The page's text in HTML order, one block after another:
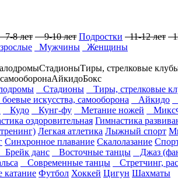
8 лет 9-10 лет Подростки 11-12 лет
Мужчины Женщины
СтадионыТиры, стрелковые
АйкидоБокс
Стадионы
Тиры, стрелковые
боевые искусства, самооборона
Айкидо
Кудо Кунг-фу Метание ножей
оздоровительная Гимнастика
Легкая атлетика Лыжный спорт
Синхронное плавание Скалолазание
данс
Восточные танцы Джаз
Современные танцы Стретчинг,
катание Футбол Хоккей Цигун Шахматы